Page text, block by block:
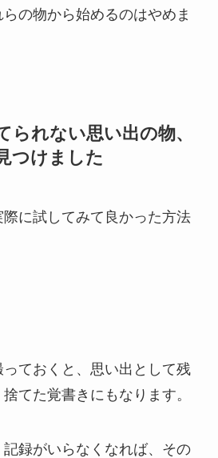
の物から始めるのはやめま
られない思い出の物、
つけました
に試してみて良かった方法
ておくと、思い出として残
てた覚書きにもなります。
録がいらなくなれば、その